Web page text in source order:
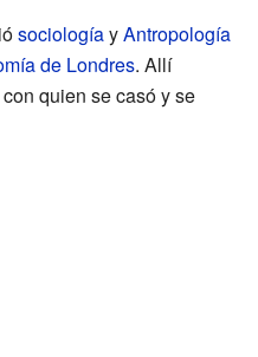
sociologíayAntropología
de Londres. Allí
quien se casó y se